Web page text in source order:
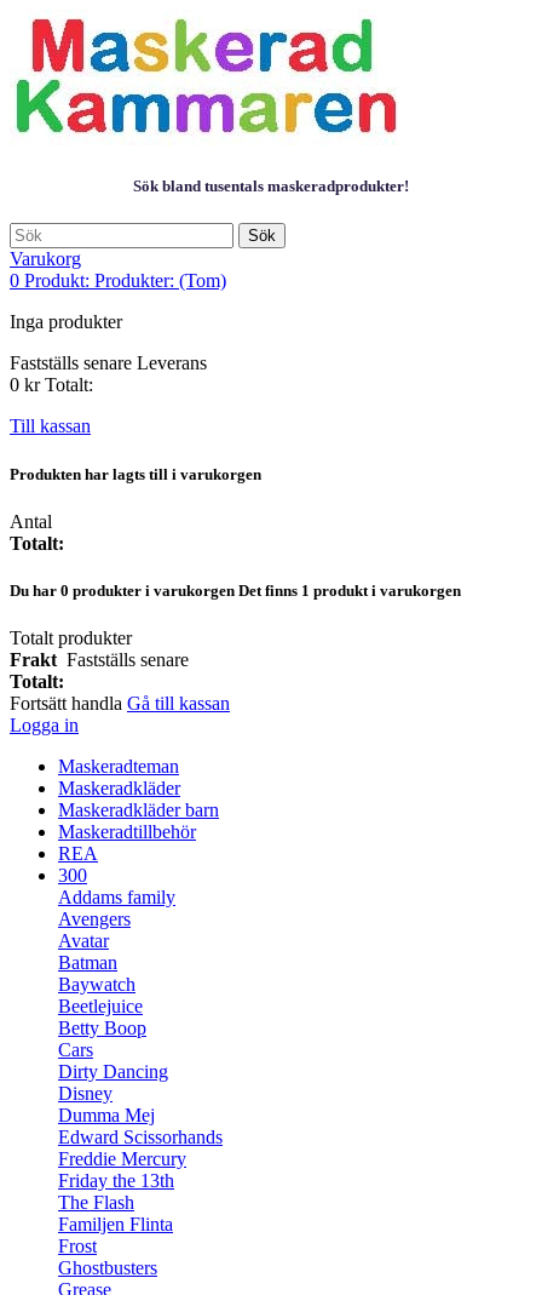
Sök bland tusentals maskeradprodukter!
Sök
Varukorg
0 Produkt: Produkter: (Tom)
Inga produkter
Fastställs senare Leverans
0 kr Totalt:
Till kassan
Produkten har lagts till i varukorgen
Antal
Totalt:
Du har 0 produkter i varukorgen Det finns 1 produkt i varukorgen
Totalt produkter
Frakt Fastställs senare
Totalt:
Fortsätt handla Gå till kassan
Logga in
Maskeradteman
Maskeradkläder
Maskeradkläder barn
Maskeradtillbehör
REA
300
Addams family
Avengers
Avatar
Batman
Baywatch
Beetlejuice
Betty Boop
Cars
Dirty Dancing
Disney
Dumma Mej
Edward Scissorhands
Freddie Mercury
Friday the 13th
The Flash
Familjen Flinta
Frost
Ghostbusters
Grease